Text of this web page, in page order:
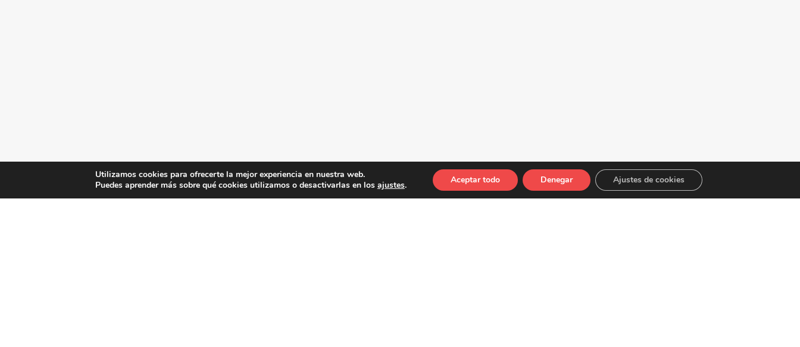
Utilizamos cookies para ofrecerte la mejor experiencia en nuestra web.
Puedes aprender más sobre qué cookies utilizamos o desactivarlas en los ajustes. Aceptar todo Denegar Ajustes de cookies